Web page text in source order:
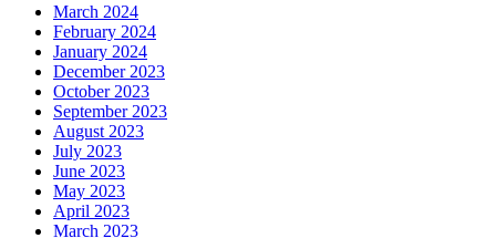
March 2024
February 2024
January 2024
December 2023
October 2023
September 2023
August 2023
July 2023
June 2023
May 2023
April 2023
March 2023